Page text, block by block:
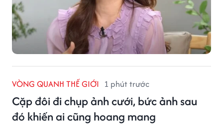
VÒNG QUANH THẾ GIỚI 1 phút trước
Cặp đôi đi chụp ảnh cưới, bức ảnh sau
đó khiến ai cũng hoang mang